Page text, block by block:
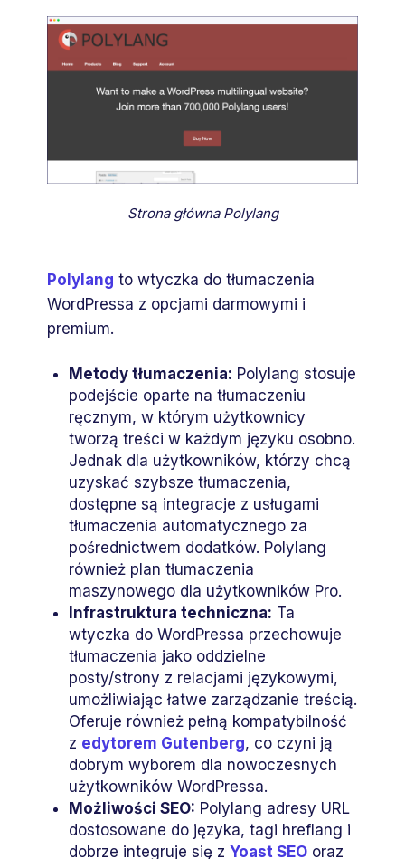
Strona główna Polylang
Polylang to wtyczka do tłumaczenia
WordPressa z opcjami darmowymi i
premium.
Metody tłumaczenia: Polylang stosuje
podejście oparte na tłumaczeniu
ręcznym, w którym użytkownicy
tworzą treści w każdym języku osobno.
Jednak dla użytkowników, którzy chcą
uzyskać szybsze tłumaczenia,
dostępne są integracje z usługami
tłumaczenia automatycznego za
pośrednictwem dodatków. Polylang
również plan tłumaczenia
maszynowego dla użytkowników Pro.
Infrastruktura techniczna: Ta
wtyczka do WordPressa przechowuje
tłumaczenia jako oddzielne
posty/strony z relacjami językowymi,
umożliwiając łatwe zarządzanie treścią.
Oferuje również pełną kompatybilność
z edytorem Gutenberg, co czyni ją
dobrym wyborem dla nowoczesnych
użytkowników WordPressa.
Możliwości SEO: Polylang adresy URL
dostosowane do języka, tagi hreflang i
dobrze integruje się z Yoast SEO oraz